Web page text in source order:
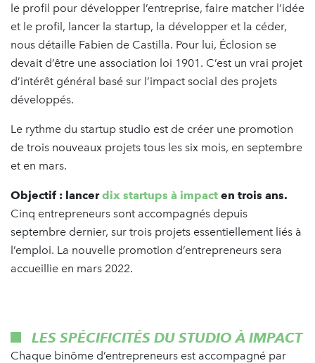
le profil pour développer l’entreprise, faire matcher l’idée
et le profil, lancer la startup, la développer et la céder,
nous détaille Fabien de Castilla. Pour lui, Éclosion se
devait d’être une association loi 1901. C’est un vrai projet
d’intérêt général basé sur l’impact social des projets
développés.
Le rythme du startup studio est de créer une promotion
de trois nouveaux projets tous les six mois, en septembre
et en mars.
Objectif : lancerdix startups à impact en trois ans.
Cinq entrepreneurs sont accompagnés depuis
septembre dernier, sur trois projets essentiellement liés à
l’emploi. La nouvelle promotion d’entrepreneurs sera
accueillie en mars 2022.
LES SPÉCIFICITÉS DU STUDIO À IMPACT
Chaque binôme d’entrepreneurs est accompagné par